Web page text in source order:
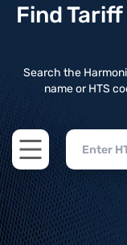
Find
Search the
name or HTS
Open main menu